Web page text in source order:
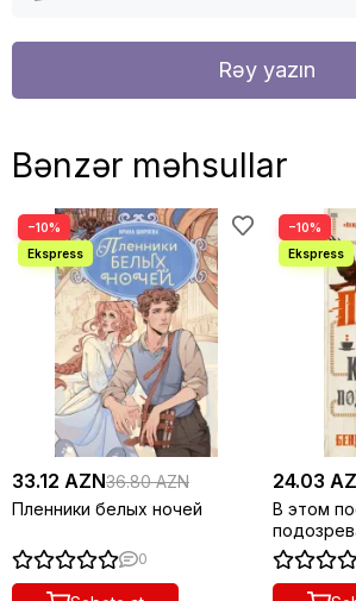
Rəy yazın
Bənzər məhsullar
−10%
33.12 AZN36.80 AZN
Пленники белых ночей
0
−10%
24.03
В этом